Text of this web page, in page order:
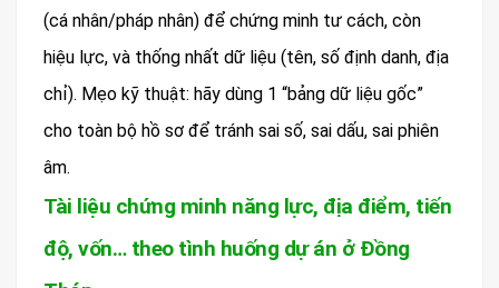
(cá nhân/pháp nhân) để chứng minh tư cách, còn
hiệu lực, và thống nhất dữ liệu (tên, số định danh, địa
chỉ). Mẹo kỹ thuật: hãy dùng 1 “bảng dữ liệu gốc”
cho toàn bộ hồ sơ để tránh sai số, sai dấu, sai phiên
âm.
Tài liệu chứng minh năng lực, địa điểm, tiến
độ, vốn… theo tình huống dự án ở Đồng